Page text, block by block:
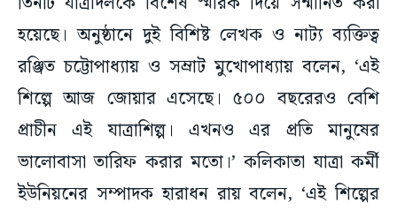
হয়েছে। অনুষ্ঠানে দুই বিশিষ্ট লেখক ও নাট্য ব্যক্তিত্ব
রঞ্জিত চট্টোপাধ্যায় ও সম্রাট মুখোপাধ্যায় বলেন, ‘এই
শিল্পে আজ জোয়ার এসেছে। ৫০০ বছরেরও বেশি
প্রাচীন এই যাত্রাশিল্প। এখনও এর প্রতি মানুষের
ভালোবাসা তারিফ করার মতো।’ কলিকাতা যাত্রা কর্মী
ইউনিয়নের সম্পাদক হারাধন রায় বলেন, ‘এই শিল্পের